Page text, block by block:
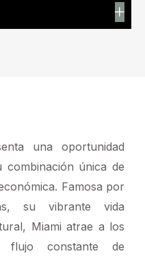
una oportunidad
combinación única de
Famosa por
su vibrante vida
Miami atrae a los
flujo constante de